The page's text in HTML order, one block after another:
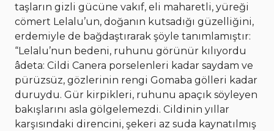
taşların gizli gücüne vakıf, eli maharetli, yüreği
cömert Lelalu’un, doğanın kutsadığı güzelliğini,
erdemiyle de bağdaştırarak şöyle tanımlamıştır:
“Lelalu’nun bedeni, ruhunu görünür kılıyordu
âdeta: Cildi Canera porselenleri kadar saydam ve
pürüzsüz, gözlerinin rengi Gomaba gölleri kadar
duruydu. Gür kirpikleri, ruhunu apaçık söyleyen
bakışlarını asla gölgelemezdi. Cildinin yıllar
karşısındaki direncini, şekeri az suda kaynatılmış